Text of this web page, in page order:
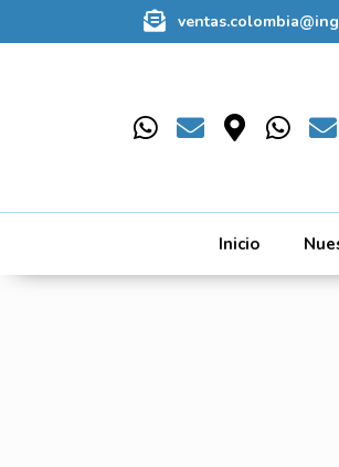
Inicio